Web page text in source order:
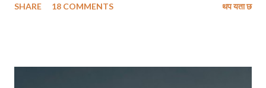
तिमीहरू नेपाली मैं बातचित गर्दै थियौ नी त । मेरो जवाफ सुनेपछि त्यो ठिटोले कपाल
SHARE 18 COMMENTS थप यता छ